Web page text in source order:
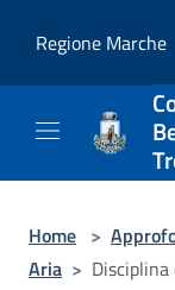
Regione Marche
Home >
Aria >